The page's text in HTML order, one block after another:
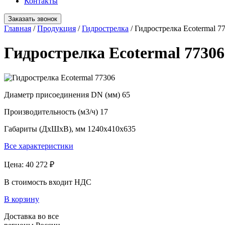
Заказать звонок
Главная /Продукция /Гидрострелка /Гидрострелка Ecotermal
Гидрострелка Ecotermal 77306
Диаметр присоединения DN (мм) 65
Производительность (м3/ч) 17
Габариты (ДхШхВ), мм 1240x410x635
Все характеристики
Цена: 40 272 ₽
В стоимость входит НДС
В корзину
Доставка во все